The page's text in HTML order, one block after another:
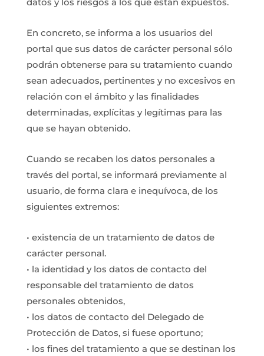
En concreto, se informa a los usuarios del
portal que sus datos de carácter personal sólo
podrán obtenerse para su tratamiento cuando
sean adecuados, pertinentes y no excesivos en
relación con el ámbito y las finalidades
determinadas, explícitas y legítimas para las
que se hayan obtenido.
Cuando se recaben los datos personales a
través del portal, se informará previamente al
usuario, de forma clara e inequívoca, de los
siguientes extremos:
• existencia de un tratamiento de datos de
carácter personal.
• la identidad y los datos de contacto del
responsable del tratamiento de datos
personales obtenidos,
• los datos de contacto del Delegado de
Protección de Datos, si fuese oportuno;
• los fines del tratamiento a que se destinan los